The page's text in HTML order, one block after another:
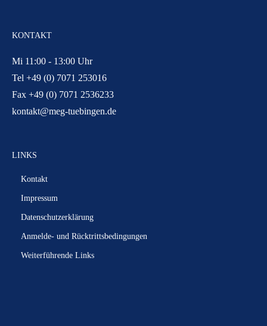
KONTAKT
Mi 11:00 - 13:00 Uhr
Tel +49 (0) 7071 253016
Fax +49 (0) 7071 2536233
kontakt@meg-tuebingen.de
LINKS
Kontakt
Impressum
Datenschutzerklärung
Anmelde- und Rücktrittsbedingungen
Weiterführende Links